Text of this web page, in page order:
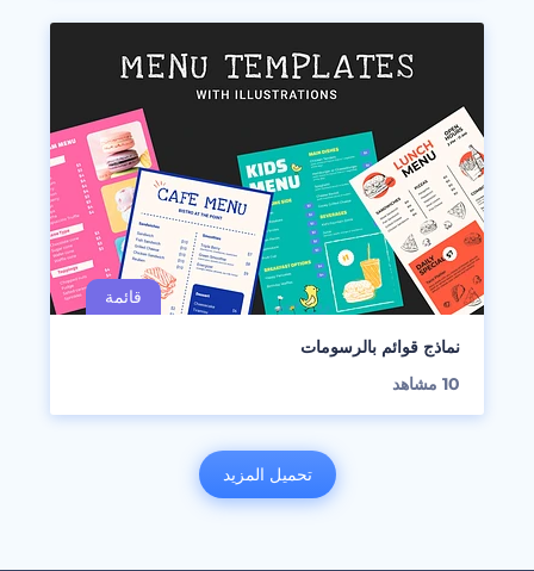
نماذج قوائم بالرسومات
10 مشاهد
تحميل المزيد